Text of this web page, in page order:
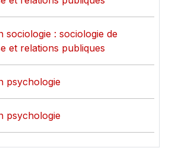
sociologie : sociologie de
et relations publiques
psychologie
psychologie